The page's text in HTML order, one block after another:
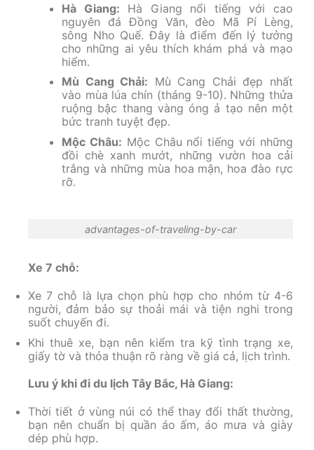
Hà Giang: Hà Giang nổi tiếng với cao
nguyên đá Đồng Văn, đèo Mã Pí Lèng,
sông Nho Quế. Đây là điểm đến lý tưởng
cho những ai yêu thích khám phá và mạo
hiểm.
Mù Cang Chải: Mù Cang Chải đẹp nhất
vào mùa lúa chín (tháng 9-10). Những thửa
ruộng bậc thang vàng óng ả tạo nên một
bức tranh tuyệt đẹp.
Mộc Châu: Mộc Châu nổi tiếng với những
đồi chè xanh mướt, những vườn hoa cải
trắng và những mùa hoa mận, hoa đào rực
rỡ.
advantages-of-traveling-by-car
Xe 7 chỗ:
Xe 7 chỗ là lựa chọn phù hợp cho nhóm từ 4-6
người, đảm bảo sự thoải mái và tiện nghi trong
suốt chuyến đi.
Khi thuê xe, bạn nên kiểm tra kỹ tình trạng xe,
giấy tờ và thỏa thuận rõ ràng về giá cả, lịch trình.
Lưu ý khi đi du lịch Tây Bắc, Hà Giang:
Thời tiết ở vùng núi có thể thay đổi thất thường,
bạn nên chuẩn bị quần áo ấm, áo mưa và giày
dép phù hợp.